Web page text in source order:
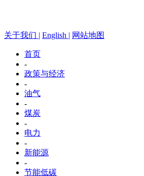
关于我们 | English | 网站地图
首页
-
政策与经济
-
油气
-
煤炭
-
电力
-
新能源
-
节能低碳